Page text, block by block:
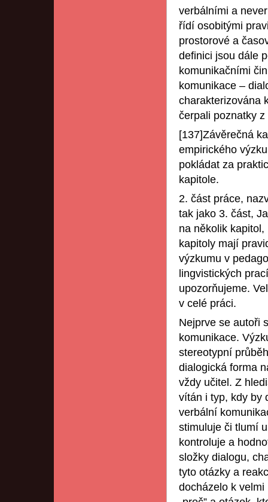
verbálními a
řídí osobitými
prostorové a
definici jsou dále
komunikačními
komunikace –
charakterizována
čerpali poznatky
[137]Závěrečná
empirického
pokládat za
kapitole.
2. část práce,
tak jako 3. část,
na několik
kapitoly mají
výzkumu v
lingvistických
upozorňujeme.
v celé práci.
Nejprve se autoři
komunikace.
stereotypní
dialogická forma
vždy učitel. Z
vítán i typ, kdy by
verbální
stimuluje či tlumí
kontroluje a
složky dialogu,
tyto otázky a
docházelo k